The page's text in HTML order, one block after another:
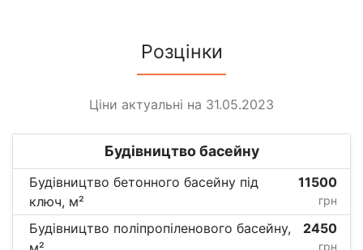
Розцінки
Ціни актуальні на 31.05.2023
Будівництво басейну
Будівництво бетонного басейну під
ключ, м²
11500
грн
Будівництво поліпропіленового басейну,
2450
грн